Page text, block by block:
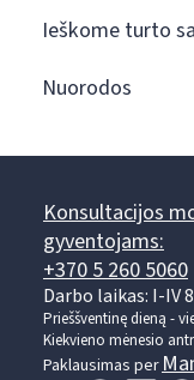
Ieškome turto
Nuorodos
Konsultacijos
gyventojams:
+370 5 260 5060
Darbo laikas: I-IV
Prieššventinę dieną -
Kiekvieno mėnesio
Paklausimas per